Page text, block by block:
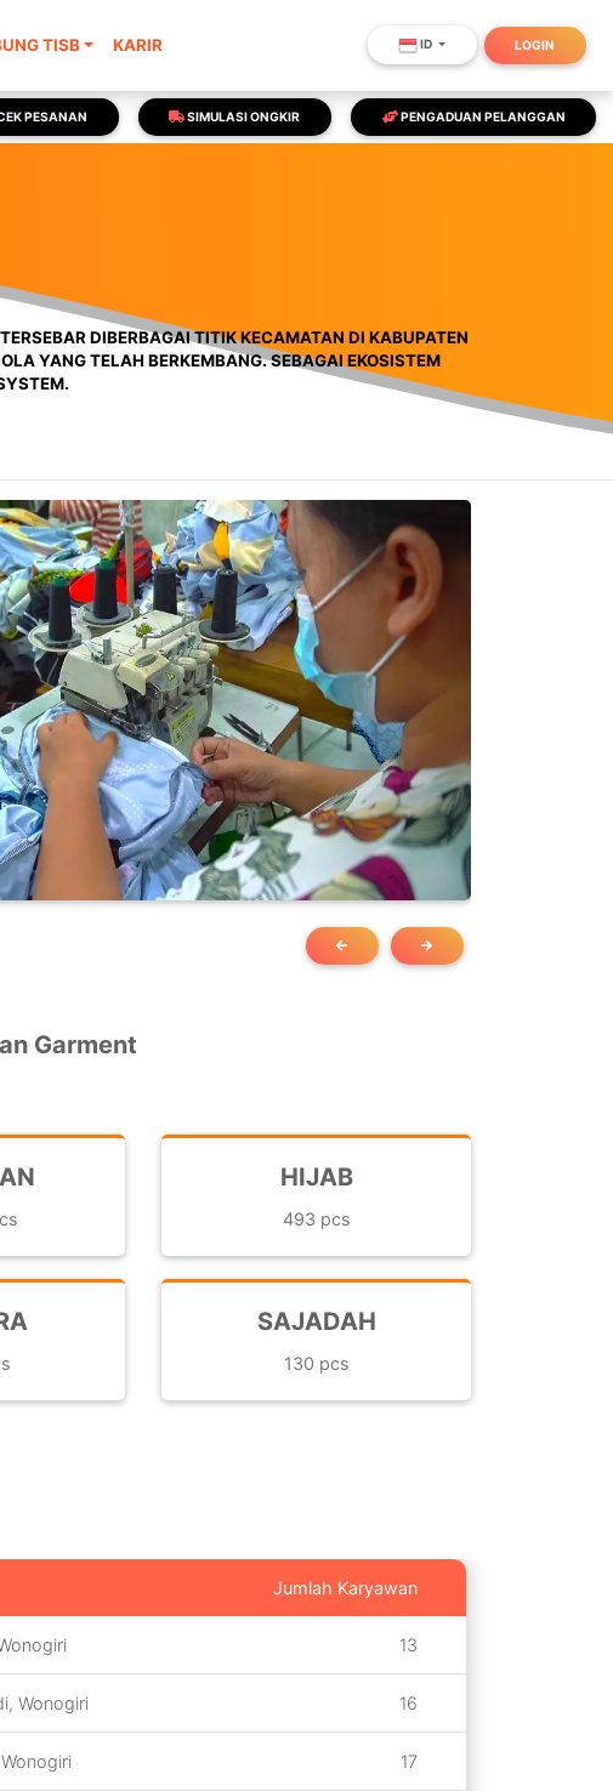
TISB KARIR ID LOGIN
PESANAN SIMULASI ONGKIR PENGADUAN PELANGGAN
DIBERBAGAI TITIK KECAMATAN DI KABUPATEN
YANG TELAH BERKEMBANG. SEBAGAI EKOSISTEM
Garment
HIJAB
493 pcs
SAJADAH
130 pcs
Jumlah Karyawan
13
Wonogiri 16
17